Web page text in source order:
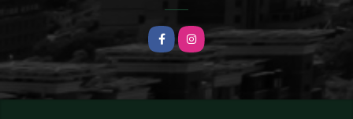
FacebookInstagram